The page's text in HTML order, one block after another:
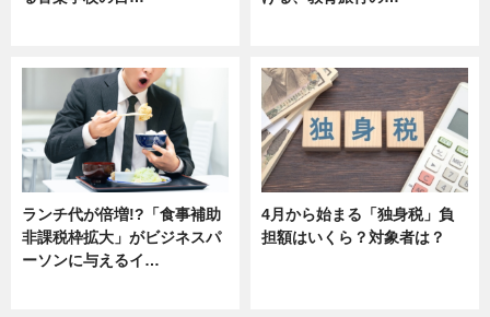
ランチ代が倍増!?「食事補助
非課税枠拡大」がビジネスパ
ーソンに与えるイ…
4月から始まる「独身税」負
担額はいくら？対象者は？